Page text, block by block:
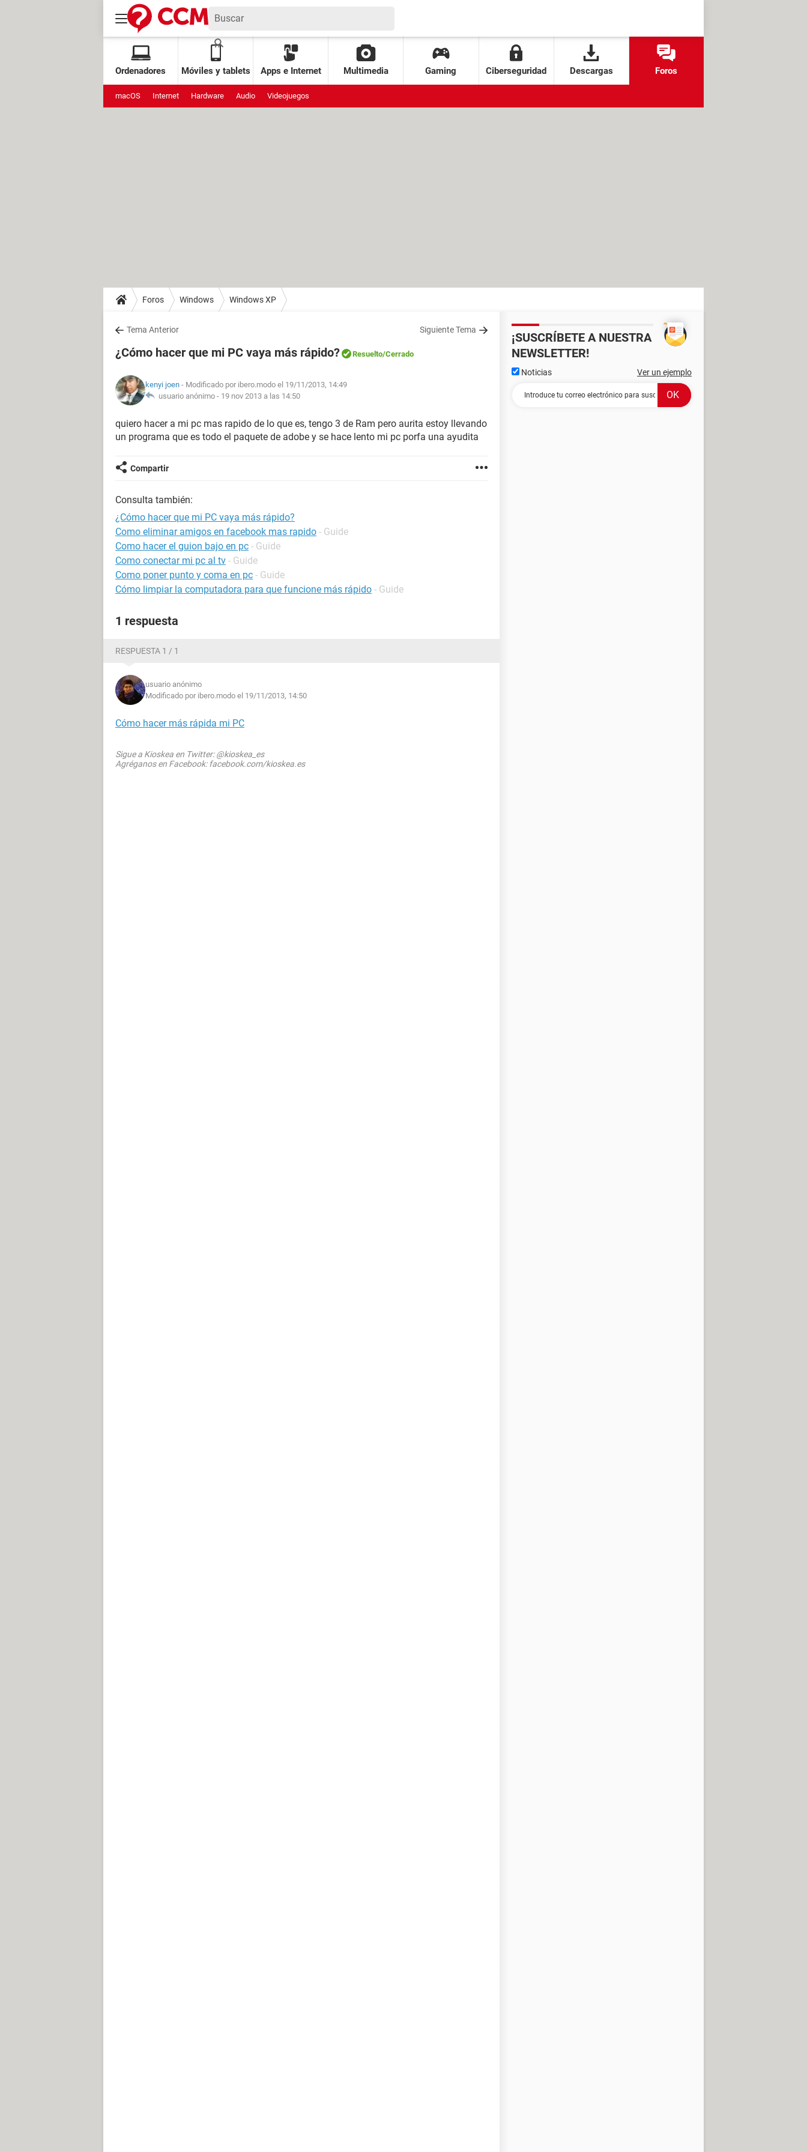
Ordenadores Móviles y tablets Apps e Internet Multimedia Gaming Ciberseguridad Descargas Foros
macOS Internet Hardware Audio Videojuegos
Foros Windows Windows XP
Tema Anterior Siguiente Tema
¿Cómo hacer que mi PC vaya más rápido? Resuelto/Cerrado
kenyi joen - Modificado por ibero.modo el 19/11/2013, 14:49
usuario anónimo - 19 nov 2013 a las 14:50
quiero hacer a mi pc mas rapido de lo que es, tengo 3 de Ram pero aurita estoy llevando
un programa que es todo el paquete de adobe y se hace lento mi pc porfa una ayudita
Compartir
Consulta también:
¿Cómo hacer que mi PC vaya más rápido?
Como eliminar amigos en facebook mas rapido - Guide
Como hacer el guion bajo en pc - Guide
Como conectar mi pc al tv - Guide
Como poner punto y coma en pc - Guide
Cómo limpiar la computadora para que funcione más rápido - Guide
1 respuesta
RESPUESTA 1 / 1
usuario anónimo
Modificado por ibero.modo el 19/11/2013, 14:50
Cómo hacer más rápida mi PC
Sigue a Kioskea en Twitter: @kioskea_es
Agréganos en Facebook: facebook.com/kioskea.es
¡SUSCRÍBETE A NUESTRA
NEWSLETTER!
Noticias Ver un ejemplo